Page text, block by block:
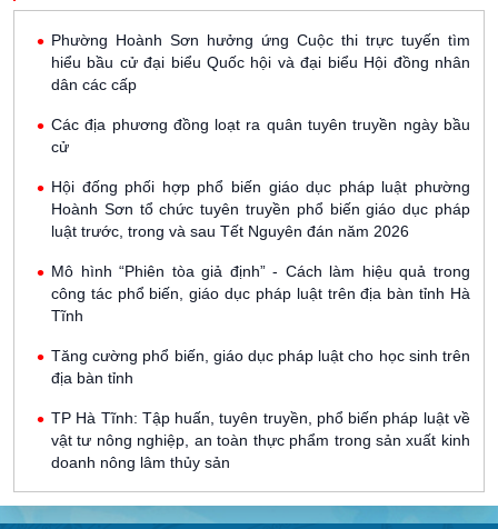
Phường Hoành Sơn hưởng ứng Cuộc thi trực tuyến tìm
hiểu bầu cử đại biểu Quốc hội và đại biểu Hội đồng nhân
dân các cấp
Các địa phương đồng loạt ra quân tuyên truyền ngày bầu
cử
Hội đống phối hợp phổ biến giáo dục pháp luật phường
Hoành Sơn tổ chức tuyên truyền phổ biến giáo dục pháp
luật trước, trong và sau Tết Nguyên đán năm 2026
Mô hình “Phiên tòa giả định” - Cách làm hiệu quả trong
công tác phổ biến, giáo dục pháp luật trên địa bàn tỉnh Hà
Tĩnh
Tăng cường phổ biến, giáo dục pháp luật cho học sinh trên
địa bàn tỉnh
TP Hà Tĩnh: Tập huấn, tuyên truyền, phổ biến pháp luật về
vật tư nông nghiệp, an toàn thực phẩm trong sản xuất kinh
doanh nông lâm thủy sản